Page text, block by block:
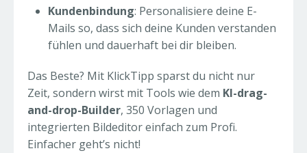
Kundenbindung: Personalisiere deine E-
Mails so, dass sich deine Kunden verstanden
fühlen und dauerhaft bei dir bleiben.
Das Beste? Mit KlickTipp sparst du nicht nur
Zeit, sondern wirst mit Tools wie dem KI-drag-
and-drop-Builder, 350 Vorlagen und
integrierten Bildeditor einfach zum Profi.
Einfacher geht’s nicht!